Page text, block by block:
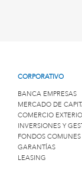
CORPORATIVO
BANCA EMPRESAS
MERCADO DE
COMERCIO
INVERSIONES Y
FONDOS
GARANTÍAS
LEASING